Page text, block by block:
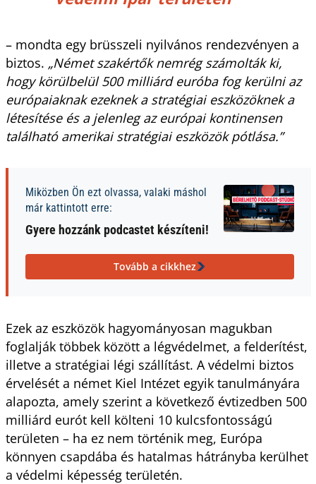
– mondta egy brüsszeli nyilvános rendezvényen a
biztos. „Német szakértők nemrég számolták ki,
hogy körülbelül 500 milliárd euróba fog kerülni az
európaiaknak ezeknek a stratégiai eszközöknek a
létesítése és a jelenleg az európai kontinensen
található amerikai stratégiai eszközök pótlása.”
Miközben Ön ezt olvassa, valaki máshol
már kattintott erre:
Gyere hozzánk podcastet készíteni!
Tovább a cikkhez
Ezek az eszközök hagyományosan magukban
foglalják többek között a légvédelmet, a felderítést,
illetve a stratégiai légi szállítást. A védelmi biztos
érvelését a német Kiel Intézet egyik tanulmányára
alapozta, amely szerint a következő évtizedben 500
milliárd eurót kell költeni 10 kulcsfontosságú
területen – ha ez nem történik meg, Európa
könnyen csapdába és hatalmas hátrányba kerülhet
a védelmi képesség területén.